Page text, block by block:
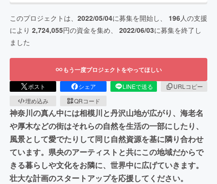
このプロジェクトは、 2022/05/04に募集を開始し、 196人の支援
により 2,724,055円の資金を集め、 2022/06/03に募集を終了し
ました
もう一度プロジェクトをやってほしい
ポスト シェア LINEで送る
URLコピー
埋め込み
QRコード
神奈川の真ん中には相模川と丹沢山地が広がり、海老名
や厚木などの街はそれらの自然を生活の一部にしたり、
風景として愛でたりして同じ自然資源を基に隣り合わせ
ています。県央のアーティストと共にこの地域だからで
きる暮らしや文化をお隣に、世界中に広げていきます。
壮大な計画のスタートアップを応援してください。